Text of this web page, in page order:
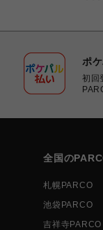
ポ
初回
全国の
札幌PARCO
池袋PARCO
吉祥寺PARCO